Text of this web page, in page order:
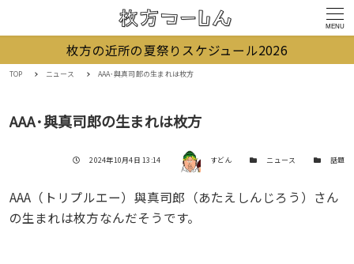
MENU
枚方の近所の夏祭りスケジュール2026
TOP ニュース AAA･與真司郎の生まれは枚方
AAA･與真司郎の生まれは枚方
投稿日
2024年10月4日 13:14 著者 すどん カテゴリー
ニュース カテゴリー
話題
AAA（トリプルエー）與真司郎（あたえしんじろう）さん
の生まれは枚方なんだそうです。